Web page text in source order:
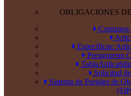
OBLIGACIONES
Específicas:
Presupuesto
Solicitud
Sistema de Portales de